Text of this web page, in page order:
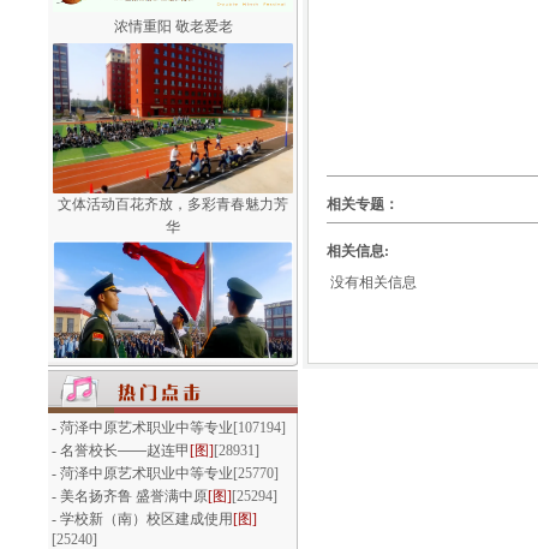
浓情重阳 敬老爱老
文体活动百花齐放，多彩青春魅力芳
华
我们以青春的名义宣誓
- 菏泽中原艺术职业中等专业 [107194]
- 名誉校长——赵连甲 [图] [28931]
- 菏泽中原艺术职业中等专业 [25770]
- 美名扬齐鲁 盛誉满中原[图] [25294]
- 学校新（南）校区建成使用 [图]
[25240]
相关专题：
相关信息:
没有相关信息